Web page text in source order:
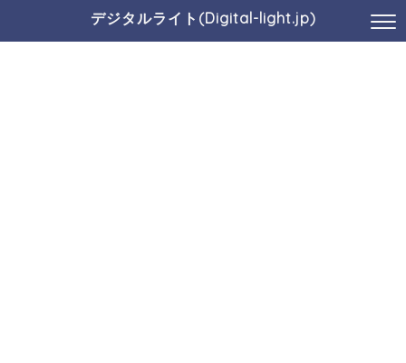
デジタルライト(Digital-light.jp)